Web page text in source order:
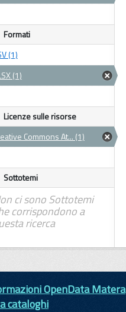
Formati
(1)
(1)
Licenze sulle risorse
Commons At... (1)
Sottotemi
ci sono Sottotemi
corrispondono a
ricerca
OpenData Matera
cataloghi